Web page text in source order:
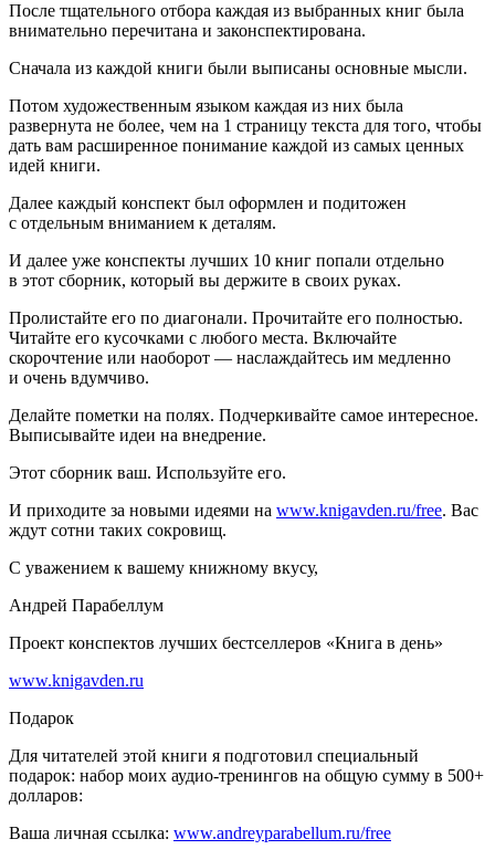
После тщательного отбора каждая из выбранных книг была
внимательно перечитана и законспектирована.
Сначала из каждой книги были выписаны основные мысли.
Потом художественным языком каждая из них была
развернута не более, чем на 1 страницу текста для того, чтобы
дать вам расширенное понимание каждой из самых ценных
идей книги.
Далее каждый конспект был оформлен и подитожен
с отдельным вниманием к деталям.
И далее уже конспекты лучших 10 книг попали отдельно
в этот сборник, который вы держите в своих руках.
Пролистайте его по диагонали. Прочитайте его полностью.
Читайте его кусочками с любого места. Включайте
скорочтение или наоборот — наслаждайтесь им медленно
и очень вдумчиво.
Делайте пометки на полях. Подчеркивайте самое интересное.
Выписывайте идеи на внедрение.
Этот сборник ваш. Используйте его.
И приходите за новыми идеями на www.knigavden.ru/free. Вас
ждут сотни таких сокровищ.
С уважением к вашему книжному вкусу,
Андрей Парабеллум
Проект конспектов лучших бестселлеров «Книга в день»
www.knigavden.ru
Подарок
Для читателей этой книги я подготовил специальный
подарок: набор моих аудио-тренингов на общую сумму в 500+
долларов:
Ваша личная ссылка: www.andreyparabellum.ru/free